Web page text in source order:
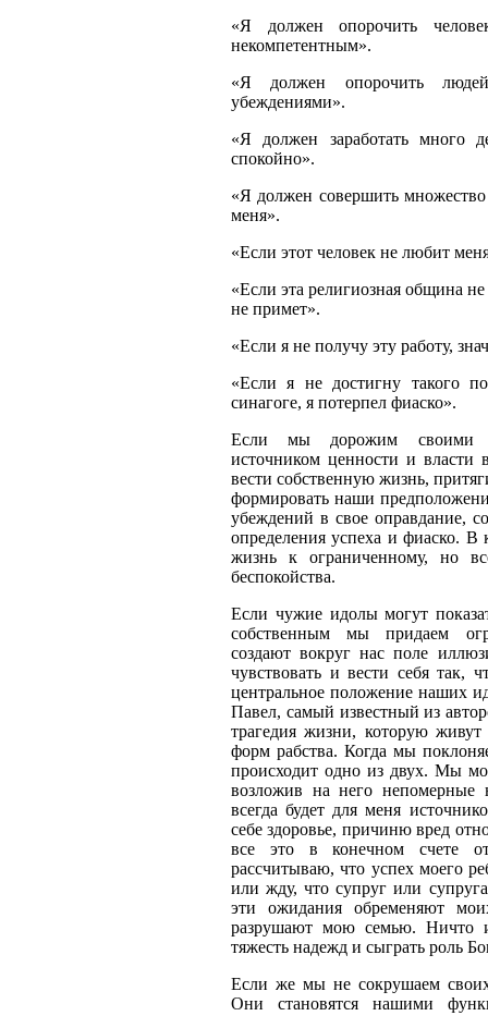
«Я должен опорочить
некомпетентным».
«Я должен опорочить
убеждениями».
«Я должен заработать много
спокойно».
«Я должен совершить
меня».
«Если этот человек не любит
«Если эта религиозная община
не примет».
«Если я не получу эту работу,
«Если я не достигну такого
синагоге, я потерпел фиаско».
Если мы дорожим своими
источником ценности и
вести собственную жизнь,
формировать наши
убеждений в свое оправдание,
определения успеха и фиаско.
жизнь к ограниченному, но
беспокойства.
Если чужие идолы могут
собственным мы придаем
создают вокруг нас поле
чувствовать и вести себя так,
центральное положение наших
Павел, самый известный из
трагедия жизни, которую
форм рабства. Когда мы
происходит одно из двух. Мы
возложив на него непомерные
всегда будет для меня
себе здоровье, причиню вред
все это в конечном счете
рассчитываю, что успех моего
или жду, что супруг или
эти ожидания обременяют
разрушают мою семью. Ничто
тяжесть надежд и сыграть роль
Если же мы не сокрушаем
Они становятся нашими